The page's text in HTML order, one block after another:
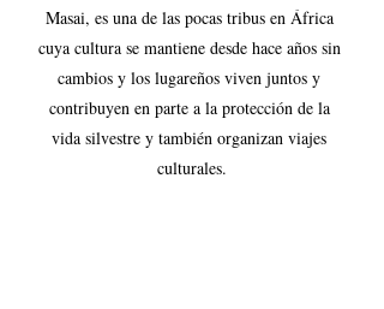
Masai, es una de las pocas tribus en África
cuya cultura se mantiene desde hace años sin
cambios y los lugareños viven juntos y
contribuyen en parte a la protección de la
vida silvestre y también organizan viajes
culturales.